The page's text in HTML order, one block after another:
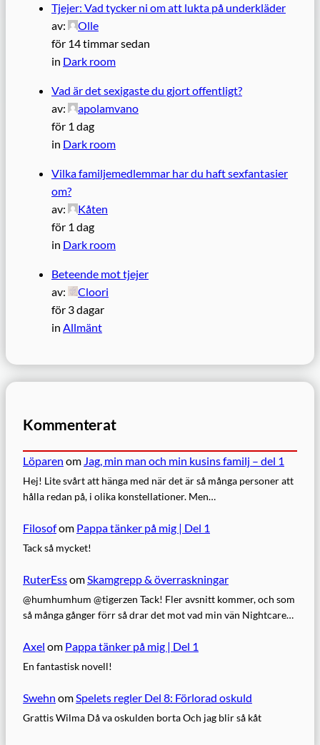
Tjejer: Vad tycker ni om att lukta på underkläder
av:
Olle
för 14 timmar sedan
in Dark room
Vad är det sexigaste du gjort offentligt?
av:
apolamvano
för 1 dag
in Dark room
Vilka familjemedlemmar har du haft sexfantasier
om?
av:
Kåten
för 1 dag
in Dark room
Beteende mot tjejer
av:
Cloori
för 3 dagar
in Allmänt
Kommenterat
Löparen om Jag, min man och min kusins familj – del 1
Hej! Lite svårt att hänga med när det är så många personer att
hålla redan på, i olika konstellationer. Men…
Filosofom Pappa tänker på mig | Del 1
Tack så mycket!
RuterEssomSkamgrepp & överraskningar
@humhumhum @tigerzen Tack! Fler avsnitt kommer, och som
så många gånger förr så drar det mot vad min vän Nightcare…
Axel om Pappa tänker på mig | Del 1
En fantastisk novell!
Swehn om Spelets regler Del 8: Förlorad oskuld
Grattis Wilma Då va oskulden borta Och jag blir så kåt